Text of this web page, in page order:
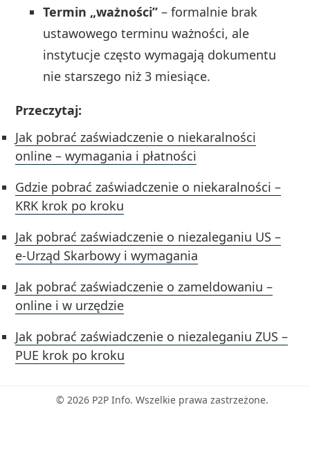
Termin „ważności” – formalnie brak
ustawowego terminu ważności, ale
instytucje często wymagają dokumentu
nie starszego niż 3 miesiące.
Przeczytaj:
Jak pobrać zaświadczenie o niekaralności
online – wymagania i płatności
Gdzie pobrać zaświadczenie o niekaralności –
KRK krok po kroku
Jak pobrać zaświadczenie o niezaleganiu US –
e‑Urząd Skarbowy i wymagania
Jak pobrać zaświadczenie o zameldowaniu –
online i w urzędzie
Jak pobrać zaświadczenie o niezaleganiu ZUS –
PUE krok po kroku
© 2026 P2P Info. Wszelkie prawa zastrzeżone.